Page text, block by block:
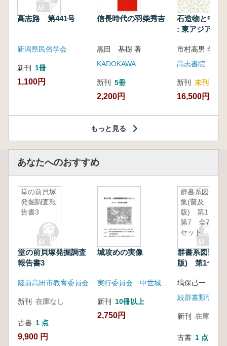
高志路 第441号
新潟県民俗学会
新刊 1冊
1,100円
信長時代の羽柴秀吉
黒田 基樹 著
KADOKAWA
新刊 5冊
2,200円
石造物と中世
: 東アジアと
高志書院
新刊 未刊
16,500円
もっと見る
あなたへのおすすめ
堂の前貝塚
発掘調査報
告書3
堂の前貝塚発掘調査
報告書3
陸前高田市教育委員会
新刊 在庫なし
古書 1 点
9,900 円
城攻めの実像
新刊 10冊以上
2,750円
群書系図部
集(普及
版) 第1〜
第7 全7冊
セット
群書系図部集(
版) 第1〜第
続群書類従完
新刊 在庫なし
古書 1 点